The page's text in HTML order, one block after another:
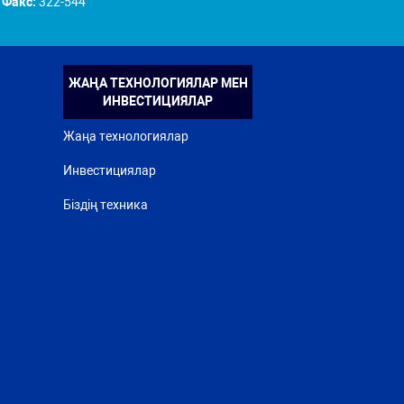
ЖАҢА ТЕХНОЛОГИЯЛАР МЕН
ИНВЕСТИЦИЯЛАР
Жаңа технологиялар
Инвестициялар
Біздің техника